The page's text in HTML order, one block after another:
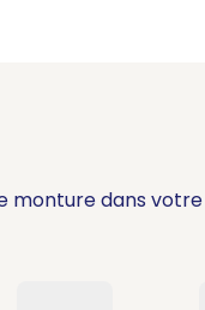
monture dans